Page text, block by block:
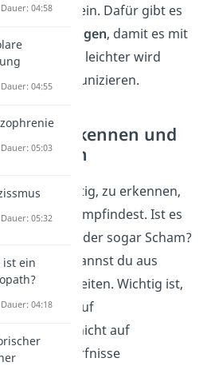
schwierig sein. Dafür gibt es
Hilfestellungen, damit es mit
immer leichter wird
zu kommunizieren.
erkennen und
ist es wichtig, zu erkennen,
Gefühle
du empfindest. Ist es
Trauer oder sogar Scham?
kannst du aus
Gefühlen ableiten. Wichtig ist,
dich dabei auf
und nicht auf
Bedürfnisse
04:58
04:55
05:03
05:32
ist ein
04:18